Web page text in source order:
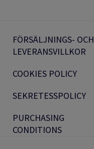
FÖRSÄLJNINGS- OCH
LEVERANSVILLKOR
COOKIES POLICY
SEKRETESSPOLICY
PURCHASING
CONDITIONS